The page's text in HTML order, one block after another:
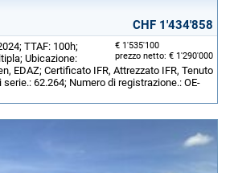
CHF 1'434'858
€ 1'535'100
prezzo netto: € 1'290'000
TTAF: 100h;
Ubicazione:
EDAZ; Certificato IFR, Attrezzato IFR, Tenuto
62.264; Numero di registrazione.: OE-